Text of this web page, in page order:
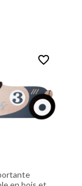
favorite_border